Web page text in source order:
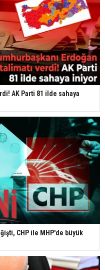
AK Parti 81 ilde sahaya
CHP ile MHP'de büyük